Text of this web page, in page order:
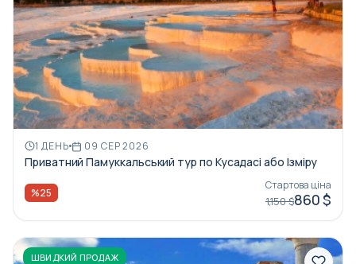
1 ДЕНЬ 09 СЕР 2026
Приватний Памуккальський тур по Кусадасі або Ізміру
%25
Стартова ціна
1,150 $860 $
ШВИДКИЙ ПРОДАЖ